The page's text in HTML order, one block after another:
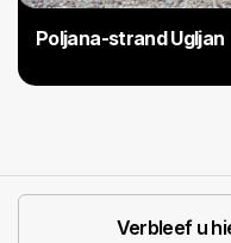
Poljana-strand Ugljan
Verbleef u